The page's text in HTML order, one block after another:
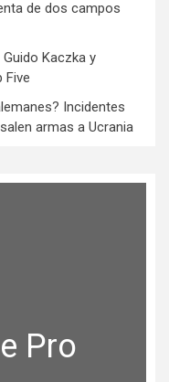
de dos campos
Kaczka y
Five
Incidentes
armas a Ucrania
Pro